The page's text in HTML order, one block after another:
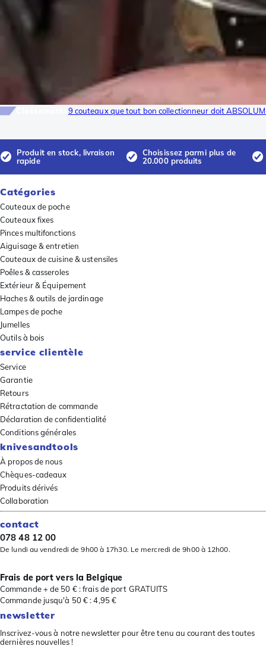
9 couteaux que tout bon collectionneur doit
Produit en stock, livraison
rapide
Choisissez parmi plus de
20.000 produits
Catégories
Couteaux de poche
Couteaux fixes
Pinces multifonctions
Aiguisage & entretien
Couteaux de cuisine & ustensiles
Poêles & casseroles
Extérieur & Équipement
Haches & outils de jardinage
Lampes de poche
Jumelles
Outils à bois
service clientèle
Service
Garantie
Retours
Rétractation de commande
Déclaration de confidentialité
Conditions générales
knivesandtools
À propos de nous
Chèques-cadeaux
Produits dérivés
Collaboration
contact
078 48 12 00
De lundi au vendredi de 9h00 à 17h30. Le mercredi de 9h00 à 12h00.
Frais de port vers la Belgique
Commande + de 50 € : frais de port GRATUITS
Commande jusqu'à 50 € : 4,95 €
newsletter
Inscrivez-vous à notre newsletter pour être tenu au courant des toutes
dernières nouvelles !